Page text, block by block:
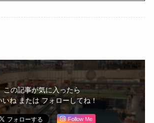
この記事が気に入ったら
ね または フォローしてね！
Follow Me